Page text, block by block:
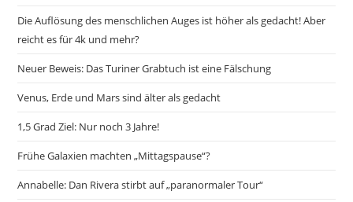
Die Auflösung des menschlichen Auges ist höher als gedacht! Aber
reicht es für 4k und mehr?
Neuer Beweis: Das Turiner Grabtuch ist eine Fälschung
Venus, Erde und Mars sind älter als gedacht
1,5 Grad Ziel: Nur noch 3 Jahre!
Frühe Galaxien machten „Mittagspause“?
Annabelle: Dan Rivera stirbt auf „paranormaler Tour“